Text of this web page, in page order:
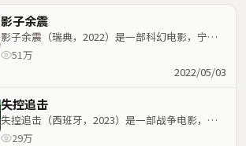
影子余震
影子余震（瑞典，2022）是一部科幻电影，宁浩
执导，刘亦菲、黄渤等主演；科幻元素与人物命运
51万
2022/05/03
失控追击
失控追击（西班牙，2023）是一部战争电影，许
鞍华执导，大鹏、葛优等主演；战争元素与人物命
29万